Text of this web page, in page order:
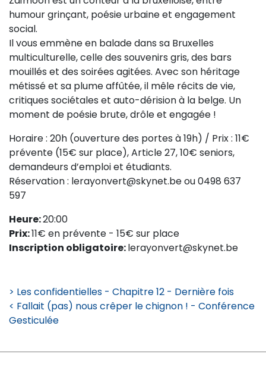
humour grinçant, poésie urbaine et engagement
social.
Il vous emmène en balade dans sa Bruxelles
multiculturelle, celle des souvenirs gris, des bars
mouillés et des soirées agitées. Avec son héritage
métissé et sa plume affûtée, il mêle récits de vie,
critiques sociétales et auto-dérision à la belge. Un
moment de poésie brute, drôle et engagée !
Horaire : 20h (ouverture des portes à 19h) / Prix : 11€
prévente (15€ sur place), Article 27, 10€ seniors,
demandeurs d’emploi et étudiants.
Réservation : lerayonvert@skynet.be ou 0498 637
597
Heure:20:00
Prix:11€ en prévente - 15€ sur place
Inscription obligatoire:lerayonvert@skynet.be
> Les confidentielles - Chapitre 12 - Dernière fois
< Fallait (pas) nous crêper le chignon ! - Conférence
Gesticulée